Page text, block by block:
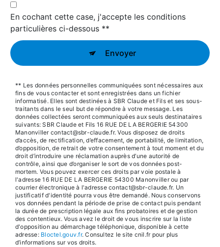
En cochant cette case, j'accepte les conditions
particulières ci-dessous **
Envoyer
** Les données personnelles communiquées sont nécessaires aux
fins de vous contacter et sont enregistrées dans un fichier
informatisé. Elles sont destinées à SBR Claude et Fils et ses sous-
traitants dans le seul but de répondre à votre message. Les
données collectées seront communiquées aux seuls destinataires
suivants: SBR Claude et Fils 16 RUE DE LA BERGERIE 54300
Manonviller contact@sbr-claude.fr. Vous disposez de droits
d’accès, de rectification, d’effacement, de portabilité, de limitation,
d’opposition, de retrait de votre consentement à tout moment et du
droit d’introduire une réclamation auprès d’une autorité de
contrôle, ainsi que d’organiser le sort de vos données post-
mortem. Vous pouvez exercer ces droits par voie postale à
l'adresse 16 RUE DE LA BERGERIE 54300 Manonviller ou par
courrier électronique à l'adresse contact@sbr-claude.fr. Un
justificatif d'identité pourra vous être demandé. Nous conservons
vos données pendant la période de prise de contact puis pendant
la durée de prescription légale aux fins probatoires et de gestion
des contentieux. Vous avez le droit de vous inscrire sur la liste
d'opposition au démarchage téléphonique, disponible à cette
adresse: Bloctel.gouv.fr. Consultez le site cnil.fr pour plus
d’informations sur vos droits.